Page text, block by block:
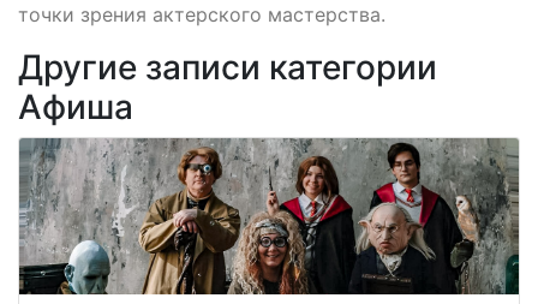
точки зрения актерского мастерства.
Другие записи категории
Афиша